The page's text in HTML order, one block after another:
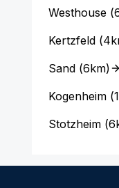
Westhouse(
Kertzfeld(
Sand(6km)
Kogenheim(
Stotzheim(